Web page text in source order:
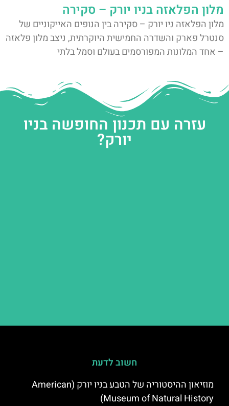
מלון הפלאזה בניו יורק – סקירה
מלון הפלאזה ניו יורק – סקירה בין הנופים האייקוניים של
סנטרל פארק והשדרה החמישית היוקרתית, ניצב מלון פלאזה
– אחד המלונות המפורסמים בעולם וסמל בלתי
עזרה עם תכנון החופשה בניו
יורק?
חשוב לדעת
מוזיאון ההיסטוריה של הטבע בניו יורק (American
Museum of Natural History)